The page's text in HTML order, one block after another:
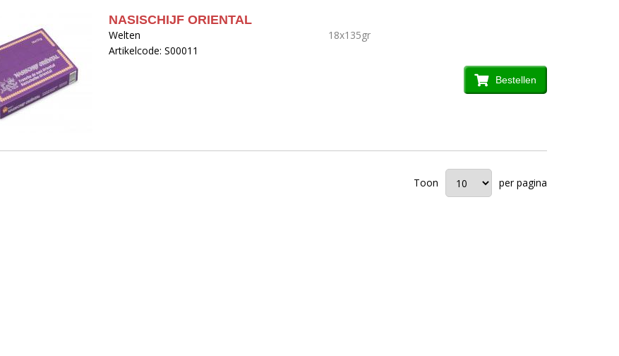
NASISCHIJF ORIENTAL
Welten
Artikelcode: S00011
18x135gr
Bestellen
Toon per pagina